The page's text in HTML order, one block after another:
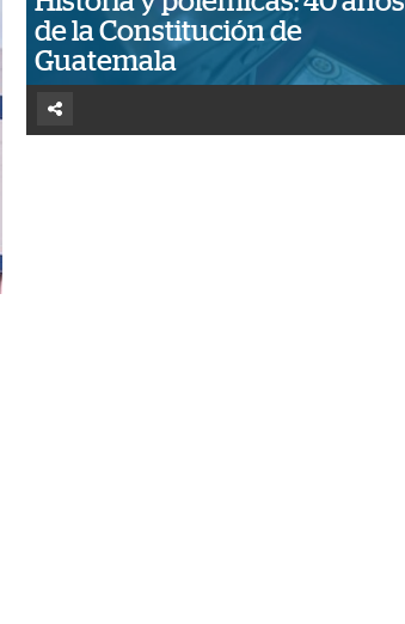
de la Constitución de
Guatemala